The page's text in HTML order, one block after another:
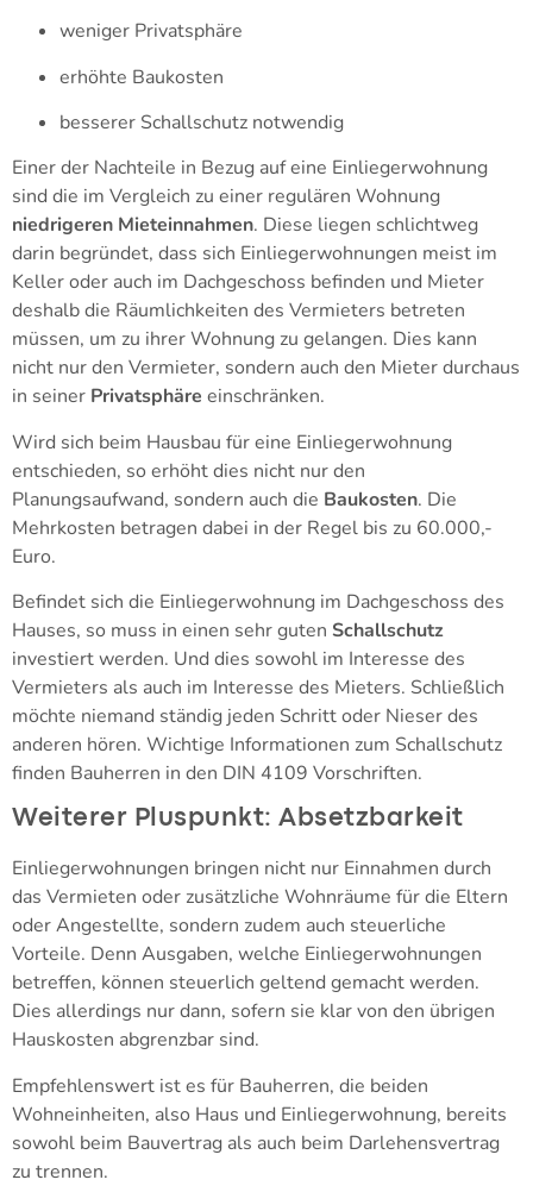
weniger Privatsphäre
erhöhte Baukosten
besserer Schallschutz notwendig
Einer der Nachteile in Bezug auf eine Einliegerwohnung
sind die im Vergleich zu einer regulären Wohnung
niedrigeren Mieteinnahmen. Diese liegen schlichtweg
darin begründet, dass sich Einliegerwohnungen meist im
Keller oder auch im Dachgeschoss befinden und Mieter
deshalb die Räumlichkeiten des Vermieters betreten
müssen, um zu ihrer Wohnung zu gelangen. Dies kann
nicht nur den Vermieter, sondern auch den Mieter durchaus
in seiner Privatsphäre einschränken.
Wird sich beim Hausbau für eine Einliegerwohnung
entschieden, so erhöht dies nicht nur den
Planungsaufwand, sondern auch die Baukosten. Die
Mehrkosten betragen dabei in der Regel bis zu 60.000,-
Euro.
Befindet sich die Einliegerwohnung im Dachgeschoss des
Hauses, so muss in einen sehr guten Schallschutz
investiert werden. Und dies sowohl im Interesse des
Vermieters als auch im Interesse des Mieters. Schließlich
möchte niemand ständig jeden Schritt oder Nieser des
anderen hören. Wichtige Informationen zum Schallschutz
finden Bauherren in den DIN 4109 Vorschriften.
Weiterer Pluspunkt: Absetzbarkeit
Einliegerwohnungen bringen nicht nur Einnahmen durch
das Vermieten oder zusätzliche Wohnräume für die Eltern
oder Angestellte, sondern zudem auch steuerliche
Vorteile. Denn Ausgaben, welche Einliegerwohnungen
betreffen, können steuerlich geltend gemacht werden.
Dies allerdings nur dann, sofern sie klar von den übrigen
Hauskosten abgrenzbar sind.
Empfehlenswert ist es für Bauherren, die beiden
Wohneinheiten, also Haus und Einliegerwohnung, bereits
sowohl beim Bauvertrag als auch beim Darlehensvertrag
zu trennen.